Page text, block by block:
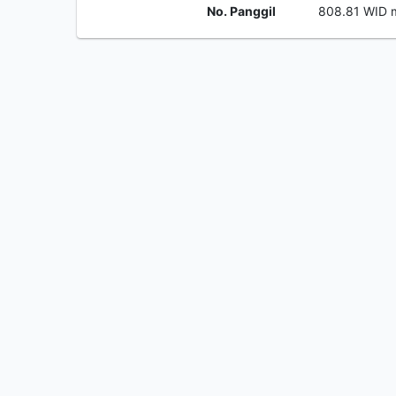
No. Panggil 808.81 WID